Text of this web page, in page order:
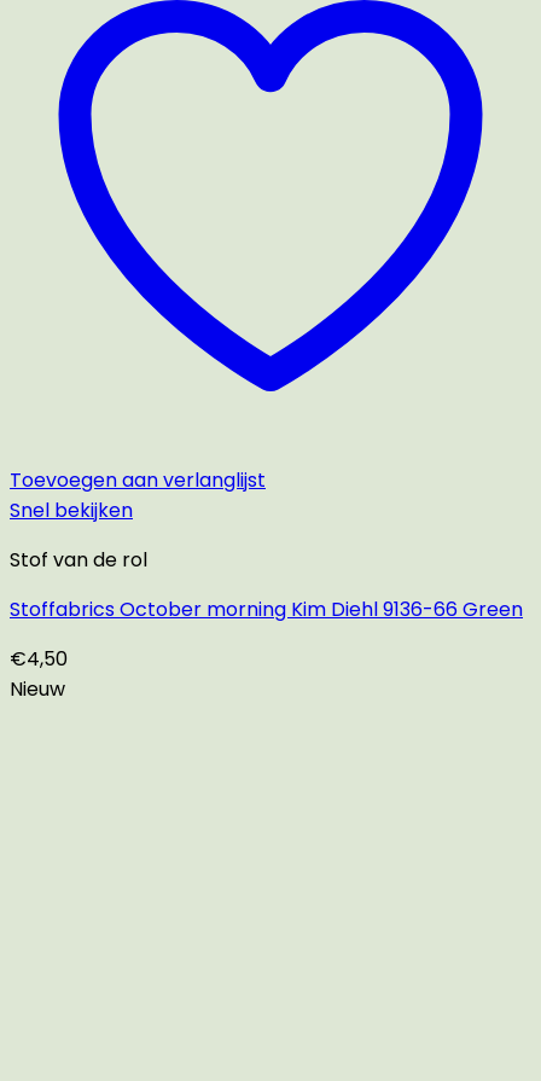
Toevoegen aan verlanglijst
Snel bekijken
Stof van de rol
Stoffabrics October morning Kim Diehl 9136-66 Green
€4,50
Nieuw